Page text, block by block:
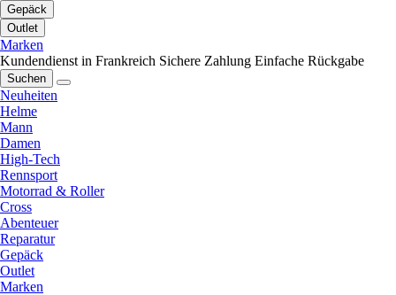
Gepäck
Outlet
Marken
Kundendienst in Frankreich Sichere Zahlung Einfache Rückgabe
Suchen
Neuheiten
Helme
Mann
Damen
High-Tech
Rennsport
Motorrad & Roller
Cross
Abenteuer
Reparatur
Gepäck
Outlet
Marken